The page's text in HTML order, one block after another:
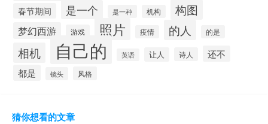
春节期间 是一个 是一种 机构 构图
梦幻西游 游戏 照片 疫情 的人 的是
相机 自己的 英语 让人 诗人
还不
都是
镜头 风格
猜你想看的文章